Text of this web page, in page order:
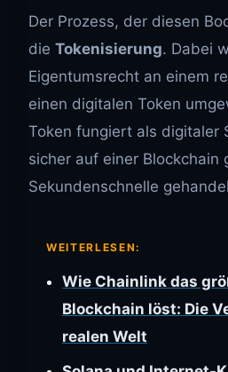
Der Prozess, der diesen
die Tokenisierung. Dabei
Eigentumsrecht an einem
einen digitalen Token
Token fungiert als digitaler
sicher auf einer Blockchain
Sekundenschnelle
WEITERLESEN:
Wie Chainlink das
Blockchain löst: Die
realen Welt